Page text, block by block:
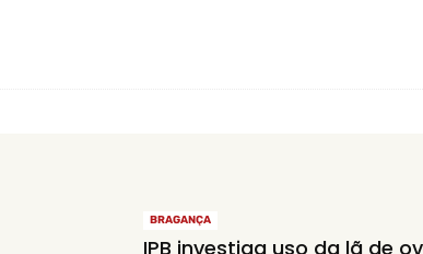
BRAGANÇA
IPB investiga uso da lã de